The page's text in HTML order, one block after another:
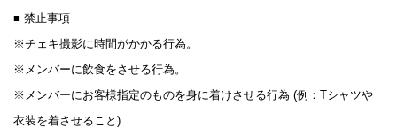
■ 禁止事項
※チェキ撮影に時間がかかる行為。
※メンバーに飲食をさせる行為。
※メンバーにお客様指定のものを身に着けさせる行為 (例：Tシャツや
衣装を着させること)